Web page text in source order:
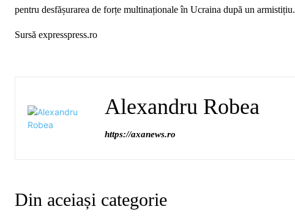
pentru desfășurarea de forțe multinaționale în Ucraina după un armistițiu.
Sursă expresspress.ro
Alexandru Robea
https://axanews.ro
Din aceiași categorie